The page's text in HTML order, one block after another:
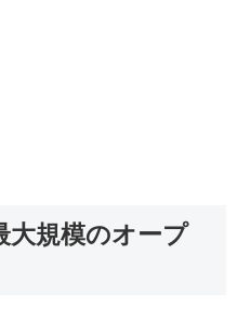
大規模のオープ